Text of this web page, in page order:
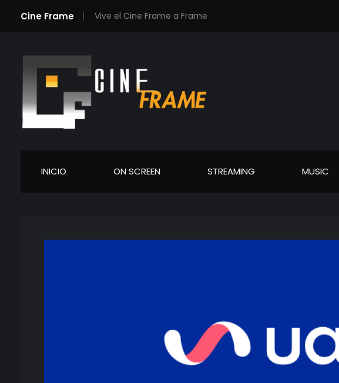
Cine Frame Vive el Cine Frame a Frame
INICIO ON SCREEN STREAMING MUSIC